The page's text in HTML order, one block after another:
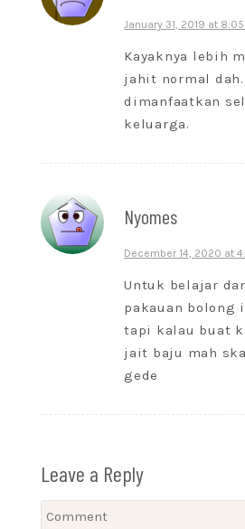
January 31, 2019 at
Kayaknya lebih
jahit normal dah.
dimanfaatkan
keluarga.
Nyomes
December 14, 2020 at
Untuk belajar
pakauan bolong
tapi kalau buat
jait baju mah
gede
Leave a Reply